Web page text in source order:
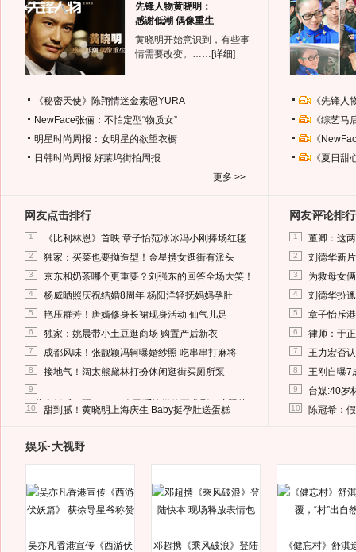
先锋人物黄晓明：
感谢低潮 偶像重生
黄晓明开始意识到，有些事
情需要改变。…… [详细]
《秘密天使》陈翔情迷金素恩YURA
NewFace张俪：不怕定型“物质女”
明星时尚周报：女明星的欲望衣橱
日韩时尚周报 好莱坞街拍周报
更多 >>
《先锋
《综艺
《
《夏日
网友点击排行
1 《比利林恩》首映 章子怡范冰冰冯小刚捧场红毯
2 独家：买菜也要拗造型！金星携女逛街有派头
3 京东和奶茶哪个更重要？刘强东的回答全场大笑！
4 杨威晒照庆祝结婚8周年 杨阳洋轻抚妈妈孕肚
5 艳压群芳！唐嫣修身长裙现身活动 仙气儿足
6 独家：姚晨带小土豆逛商场 购置产后新衣
7 成都风味！张靓颖冯轲曝婚纱照 吃串串打麻将
8 接地气！阔太熊黛林打扮休闲逛街买厕所泵
9
马蓉离婚后，砸1000万人民币给媒体要求删掉这照片
10 甜到腻！黄晓明上海庆生 Baby挺孕肚送蛋糕
网友评论排行
1 董卿：这
2 刘德华新
3 为救母女
4 刘德华扮
5 章子怡斥
6 律师：于
7 王力宏否
8 王刚自曝7
9 台媒:40岁
10 陈冠希：
娱乐·大视野
吴亦凡香港宣传《西游伏
邓超携《乘风破浪》登陆
《健忘村》舒淇